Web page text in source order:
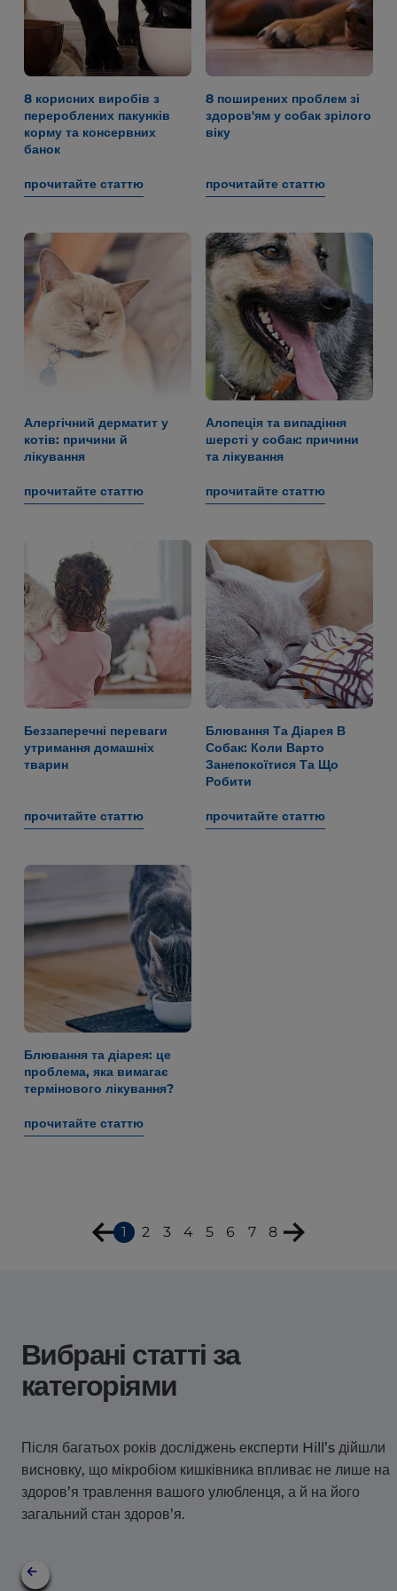
8 корисних виробів з
перероблених пакунків
корму та консервних
банок
прочитайте статтю
8 поширених проблем зі
здоров'ям у собак зрілого
віку
прочитайте статтю
Алергічний дерматит у
котів: причини й
лікування
прочитайте статтю
Алопеція та випадіння
шерсті у собак: причини
та лікування
прочитайте статтю
Беззаперечні переваги
утримання домашніх
тварин
прочитайте статтю
Блювання Та Діарея В
Собак: Коли Варто
Занепокоїтися Та Що
Робити
прочитайте статтю
Блювання та діарея: це
проблема, яка вимагає
термінового лікування?
прочитайте статтю
1 2 3 4 5 6 7 8
Вибрані статті за
категоріями
Після багатьох років досліджень експерти Hill’s дійшли
висновку, що мікробіом кишківника впливає не лише на
здоров’я травлення вашого улюбленця, а й на його
загальний стан здоров’я.